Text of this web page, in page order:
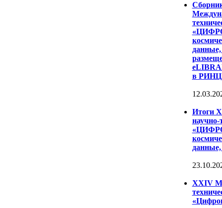
данные,
в
Итоги
научно-
данные,
XXIV